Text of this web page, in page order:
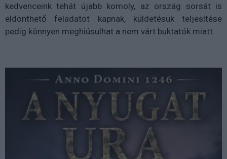
kedvenceink tehát újabb komoly, az ország sorsát is
eldönthető feladatot kapnak, küldetésük teljesítése
pedig könnyen meghiúsulhat a nem várt buktatók miatt.